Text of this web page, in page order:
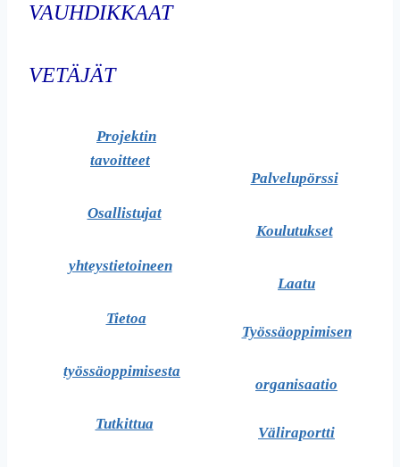
VAUHDIKKAAT
VETÄJÄT
Projektin
tavoitteet
Osallistujat
yhteystietoineen
Tietoa
työssäoppimisesta
Tutkittua
Palvelupörssi
Koulutukset
Laatu
Työssäoppimisen
organisaatio
Väliraportti